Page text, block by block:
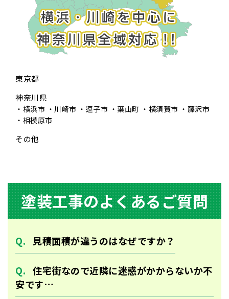
東京都
神奈川県
横浜市 川崎市 逗子市 葉山町 横須賀市
藤沢市
相模原市
その他
塗装⼯事のよくあるご質問
⾒積⾯積が違うのはなぜですか？
住宅街なので近隣に迷惑がかからないか不
安です…